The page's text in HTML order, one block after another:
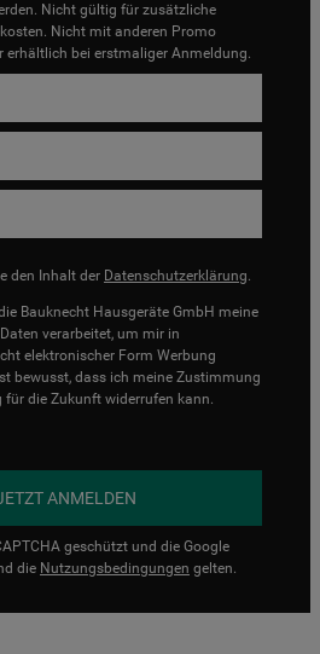
Nicht gültig für zusätzliche
Nicht mit anderen Promo
erhältlich bei erstmaliger Anmeldung.
den Inhalt der Datenschutzerklärung.
Bauknecht Hausgeräte GmbH meine
verarbeitet, um mir in
elektronischer Form Werbung
bewusst, dass ich meine Zustimmung
für die Zukunft widerrufen kann.
ANMELDEN
geschützt und die Google
die Nutzungsbedingungen gelten.